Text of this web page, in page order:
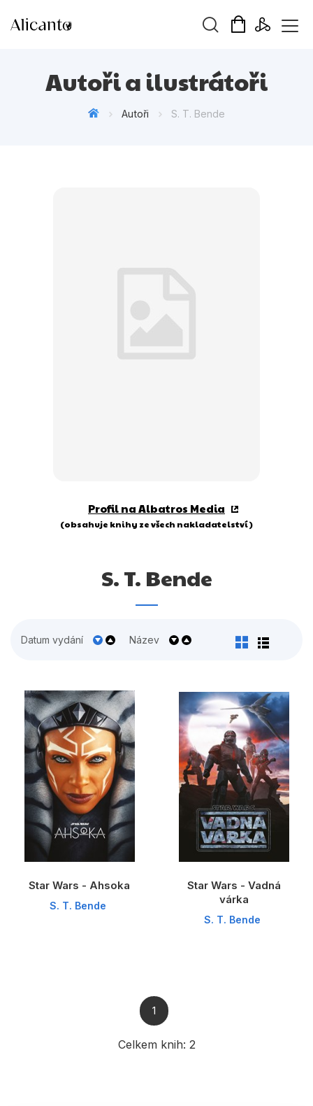
Dárkové publikace
Společnost, politika
Umění a kultura
Výchova a pedagogika
Young adult
Zdraví a životní styl
Všechny kategorie
Autoři a ilustrátoři
Autoři S. T. Bende
Profil na Albatros Media
(obsahuje knihy ze všech nakladatelství)
S. T. Bende
Datum vydání Název
Star Wars - Ahsoka
S. T. Bende
Star Wars - Vadná
várka
S. T. Bende
Celkem knih: 2
1